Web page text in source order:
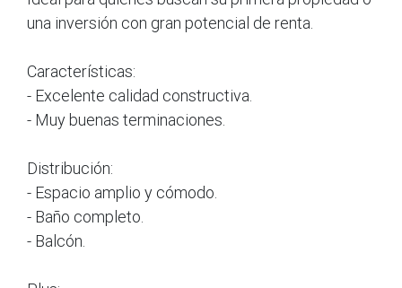
una inversión con gran potencial de renta.
Características:
- Excelente calidad constructiva.
- Muy buenas terminaciones.
Distribución:
- Espacio amplio y cómodo.
- Baño completo.
- Balcón.